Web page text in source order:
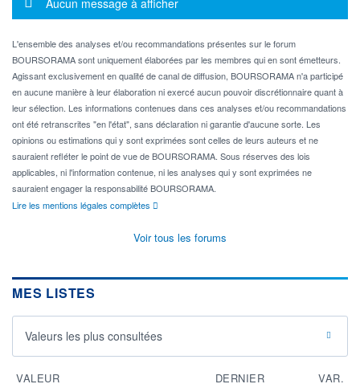
L'ensemble des analyses et/ou recommandations présentes sur le forum
BOURSORAMA sont uniquement élaborées par les membres qui en sont émetteurs.
Agissant exclusivement en qualité de canal de diffusion, BOURSORAMA n'a participé
en aucune manière à leur élaboration ni exercé aucun pouvoir discrétionnaire quant à
leur sélection. Les informations contenues dans ces analyses et/ou recommandations
ont été retranscrites "en l'état", sans déclaration ni garantie d'aucune sorte. Les
opinions ou estimations qui y sont exprimées sont celles de leurs auteurs et ne
sauraient refléter le point de vue de BOURSORAMA. Sous réserves des lois
applicables, ni l'information contenue, ni les analyses qui y sont exprimées ne
sauraient engager la responsabilité BOURSORAMA.
Lire les mentions légales complètes
Voir tous les forums
MES LISTES
Valeurs les plus consultées
VALEUR DERNIER VAR.